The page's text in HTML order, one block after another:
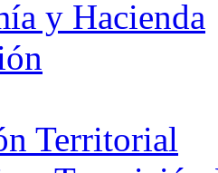
y Hacienda
Territorial